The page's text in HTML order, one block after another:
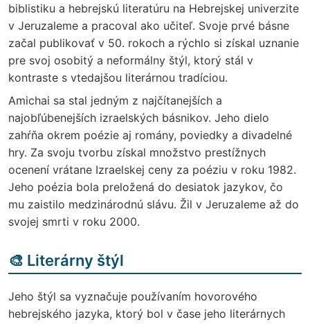
biblistiku a hebrejskú literatúru na Hebrejskej univerzite
v Jeruzaleme a pracoval ako učiteľ. Svoje prvé básne
začal publikovať v 50. rokoch a rýchlo si získal uznanie
pre svoj osobitý a neformálny štýl, ktorý stál v
kontraste s vtedajšou literárnou tradíciou.
Amichai sa stal jedným z najčítanejších a
najobľúbenejších izraelských básnikov. Jeho dielo
zahŕňa okrem poézie aj romány, poviedky a divadelné
hry. Za svoju tvorbu získal množstvo prestížnych
ocenení vrátane Izraelskej ceny za poéziu v roku 1982.
Jeho poézia bola preložená do desiatok jazykov, čo
mu zaistilo medzinárodnú slávu. Žil v Jeruzaleme až do
svojej smrti v roku 2000.
🎨 Literárny štýl
Jeho štýl sa vyznačuje používaním hovorového
hebrejského jazyka, ktorý bol v čase jeho literárnych